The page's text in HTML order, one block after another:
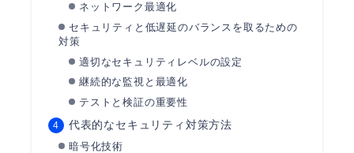
ネットワーク最適化
セキュリティと低遅延のバランスを取るための
対策
適切なセキュリティレベルの設定
継続的な監視と最適化
テストと検証の重要性
代表的なセキュリティ対策方法
暗号化技術